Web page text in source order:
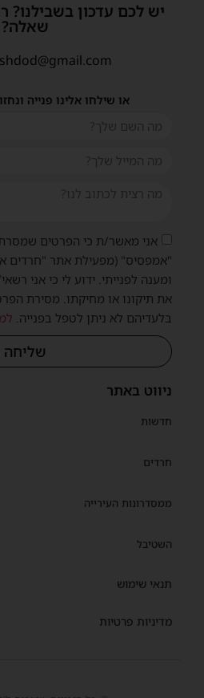
ניווט באתר
חדשות
חרדים
ממסדרונות העירייה
השטיבל
תנאי שימוש
מדיניות פרטיות
יש לכם עדכון בשבילנו?
שאלה?
או שילחו אלינו פנייה
אני מאשר/ת כי הפרטים
"אמפסיס" (מפעילת אתר "חרדים
ומענה לפנייתי. ידוע לי כי אני
את תיקונו או מחיקתו. מסירת
בלעדיהם לא ניתן לטפל בפנייה.
שליחה